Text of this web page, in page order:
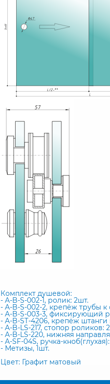
Комплект душевой:
- A-B-S-002-1, ролик: 2шт.
- A-B-S-002-2, крепёж трубы к
- A-B-S-003-3, фиксирующий
- A-B-ST-4206, крепёж штанги
- A-B-LS-217, стопор роликов:
- A-B-LS-220, нижняя
- A-SF-04S, ручка-
- Метизы, 1шт.
Цвет: Графит матовый